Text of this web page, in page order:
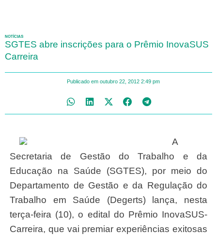
NOTÍCIAS
SGTES abre inscrições para o Prêmio InovaSUS
Carreira
Publicado em outubro 22, 2012 2:49 pm
A
Secretaria de Gestão do Trabalho e da
Educação na Saúde (SGTES), por meio do
Departamento de Gestão e da Regulação do
Trabalho em Saúde (Degerts) lança, nesta
terça-feira (10), o edital do Prêmio InovaSUS-
Carreira, que vai premiar experiências exitosas